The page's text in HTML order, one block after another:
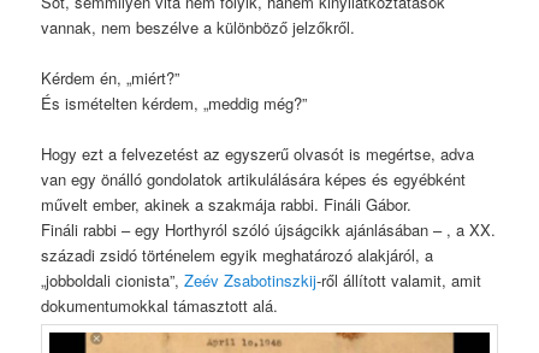
vannak, nem beszélve a különböző jelzőkről.
Kérdem én, „miért?”
És ismételten kérdem, „meddig még?”
Hogy ezt a felvezetést az egyszerű olvasót is megértse, adva
van egy önálló gondolatok artikulálására képes és egyébként
művelt ember, akinek a szakmája rabbi. Fináli Gábor.
Fináli rabbi – egy Horthyról szóló újságcikk ajánlásában – , a XX.
századi zsidó történelem egyik meghatározó alakjáról, a
„jobboldali cionista”,Zeév Zsabotinszkij-ről állított valamit, amit
dokumentumokkal támasztott alá.